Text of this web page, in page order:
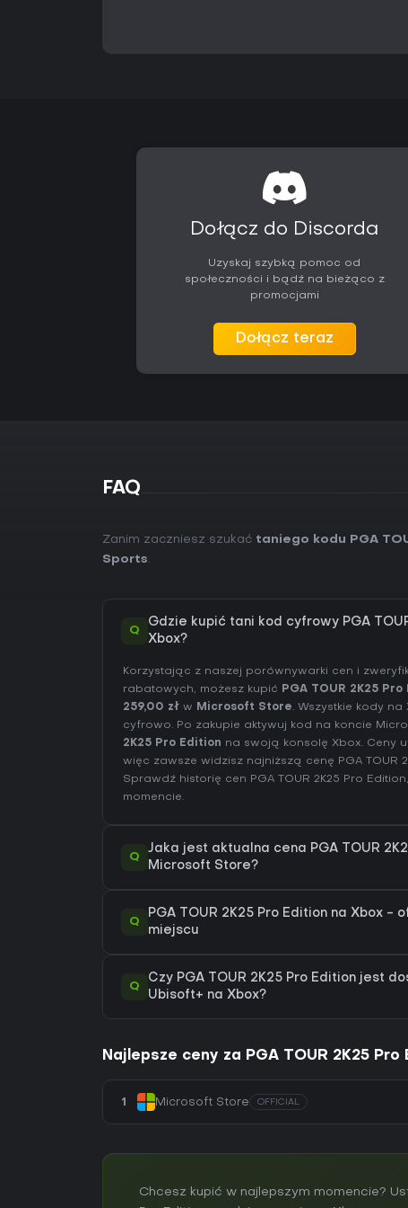
Dołącz do Discorda
Uzyskaj szybką pomoc od
społeczności i bądź na bieżąco z
promocjami
Dołącz teraz
FAQ
Zanim zaczniesz szukać taniego kodu PGA
Sports.
Q
Gdzie kupić tani kod cyfrowy PGA
Xbox?
Korzystając z naszej porównywarki cen i
rabatowych, możesz kupić PGA TOUR 2K25
259,00 zł w Microsoft Store. Wszystkie kody
cyfrowo. Po zakupie aktywuj kod na koncie
2K25 Pro Edition na swoją konsolę Xbox. Ceny
więc zawsze widzisz najniższą cenę PGA TOUR
Sprawdź historię cen PGA TOUR 2K25 Pro Edition
momencie.
Q
Jaka jest aktualna cena PGA TOUR
Microsoft Store?
Q
PGA TOUR 2K25 Pro Edition na Xbox -
miejscu
Q
Czy PGA TOUR 2K25 Pro Edition jest
Ubisoft+ na Xbox?
Najlepsze ceny za PGA TOUR 2K25 Pro
1 Microsoft Store OFFICIAL
Chcesz kupić w najlepszym momencie?